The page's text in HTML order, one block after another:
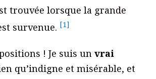
trouvée lorsque la grande
survenue. [1]
! Je suis un vrai
qu’indigne et misérable, et